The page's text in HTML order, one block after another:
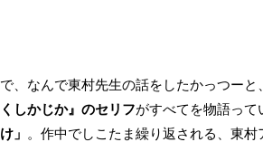
で、なんで東村先生の話をしたかっつーと、
くしかじか』のセリフがすべてを物語って
け」 。作中でしこたま繰り返される、東村